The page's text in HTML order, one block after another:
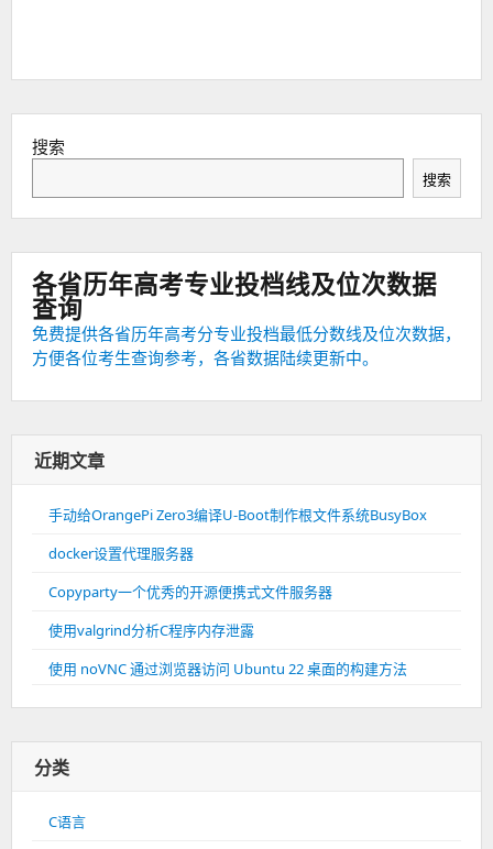
搜索
搜索
各省历年高考专业投档线及位次数据
查询
免费提供各省历年高考分专业投档最低分数线及位次数据，
方便各位考生查询参考，各省数据陆续更新中。
近期文章
手动给OrangePi Zero3编译U-Boot制作根文件系统BusyBox
docker设置代理服务器
Copyparty一个优秀的开源便携式文件服务器
使用valgrind分析C程序内存泄露
使用 noVNC 通过浏览器访问 Ubuntu 22 桌面的构建方法
分类
C语言